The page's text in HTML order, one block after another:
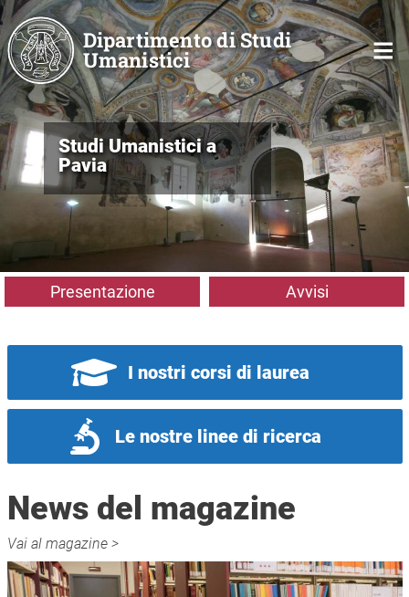
Salta al contenuto principale
Dipartimento di Studi
Umanistici
Studi Umanistici a
Pavia
Presentazione Avvisi
I nostri corsi di laurea
Le nostre linee di ricerca
Vai al magazine >
News del magazine